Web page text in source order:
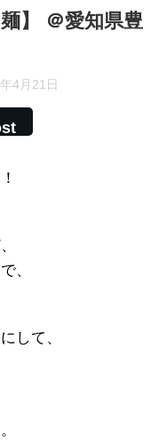
】 ＠愛知県豊
4月21日
、
して、